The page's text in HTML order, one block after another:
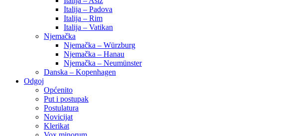
Italija – Padova
Italija – Rim
Italija – Vatikan
Njemačka
Njemačka – Würzburg
Njemačka – Hanau
Njemačka – Neumünster
Danska – Kopenhagen
Odgoj
Općenito
Put i postupak
Postulatura
Novicijat
Klerikat